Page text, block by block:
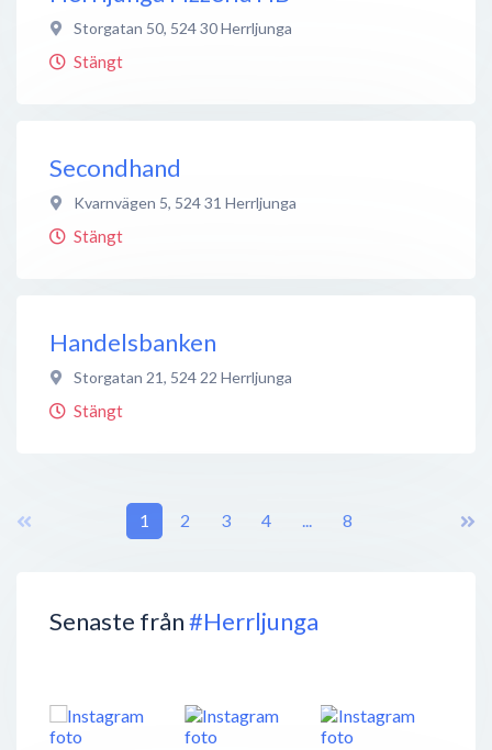
Senaste från#Herrljunga
Storgatan 50, 524 30Herrljunga
Stängt
Secondhand
Kvarnvägen 5, 524 31 Herrljunga
Stängt
Handelsbanken
Storgatan 21, 524 22 Herrljunga
Stängt
1 2 3 4 ... 8